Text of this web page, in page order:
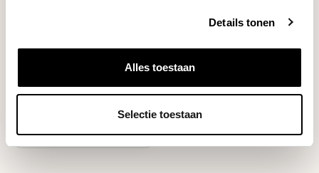
Details tonen
Alles toestaan
Selectie toestaan
espresso-style cof...
€72,00